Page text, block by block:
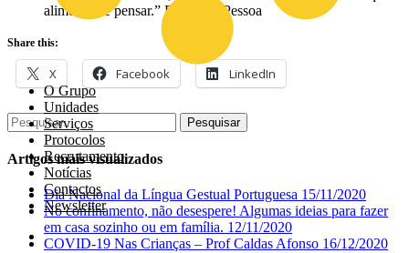
O Grupo
Unidades
Serviços
Protocolos
Recrutamento
Notícias
Contactos
Newsletter
alimento de pensar.” Fernando Pessoa
Share this:
X Facebook LinkedIn
Pesquisar
Artigos mais visualizados
Dia Nacional da Língua Gestual Portuguesa 15/11/2020
No confinamento, não desespere! Algumas ideias para fazer
em casa sozinho ou em família. 12/11/2020
COVID-19 Nas Crianças – Prof Caldas Afonso 16/12/2020